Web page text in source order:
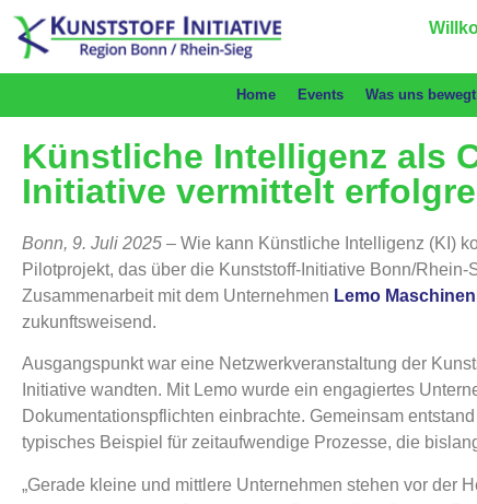
Home Events Was uns bewegt
Künstliche Intelligenz als
Initiative vermittelt
Bonn, 9. Juli 2025 – Wie kann Künstliche Intelligenz (KI)
Pilotprojekt, das über die Kunststoff-Initiative Bonn/
Zusammenarbeit mit dem Unternehmen Lemo
zukunftsweisend.
Ausgangspunkt war eine Netzwerkveranstaltung der
Initiative wandten. Mit Lemo wurde ein engagiertes
Dokumentationspflichten einbrachte. Gemeinsam
typisches Beispiel für zeitaufwendige Prozesse, die
„Gerade kleine und mittlere Unternehmen stehen vor der